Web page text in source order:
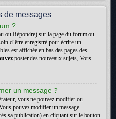
de messages
?
ou Répondre) sur la page du forum ou
d’être enregistré pour écrire un
est affichée en bas des pages des
poster des nouveaux sujets, Vous
un message ?
vous ne pouvez modifier ou
pouvez modifier un message
sa publication) en cliquant sur le bouton